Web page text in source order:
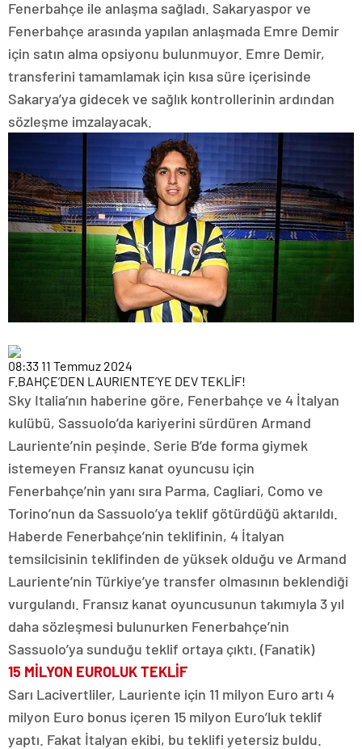
Fenerbahçe ile anlaşma sağladı. Sakaryaspor ve
Fenerbahçe arasında yapılan anlaşmada Emre Demir
için satın alma opsiyonu bulunmuyor. Emre Demir,
transferini tamamlamak için kısa süre içerisinde
Sakarya’ya gidecek ve sağlık kontrollerinin ardından
sözleşme imzalayacak.
08:33 11 Temmuz 2024
F.BAHÇE’DEN LAURIENTE’YE DEV TEKLİF!
Sky Italia’nın haberine göre, Fenerbahçe ve 4 İtalyan
kulübü, Sassuolo’da kariyerini sürdüren Armand
Lauriente’nin peşinde. Serie B’de forma giymek
istemeyen Fransız kanat oyuncusu için
Fenerbahçe’nin yanı sıra Parma, Cagliari, Como ve
Torino’nun da Sassuolo’ya teklif götürdüğü aktarıldı.
Haberde Fenerbahçe’nin teklifinin, 4 İtalyan
temsilcisinin teklifinden de yüksek olduğu ve Armand
Lauriente’nin Türkiye’ye transfer olmasının beklendiği
vurgulandı. Fransız kanat oyuncusunun takımıyla 3 yıl
daha sözleşmesi bulunurken Fenerbahçe’nin
Sassuolo’ya sunduğu teklif ortaya çıktı. (Fanatik)
15 MİLYON EUROLUK TEKLİF
Sarı Lacivertliler, Lauriente için 11 milyon Euro artı 4
milyon Euro bonus içeren 15 milyon Euro’luk teklif
yaptı. Fakat İtalyan ekibi, bu teklifi yetersiz buldu.